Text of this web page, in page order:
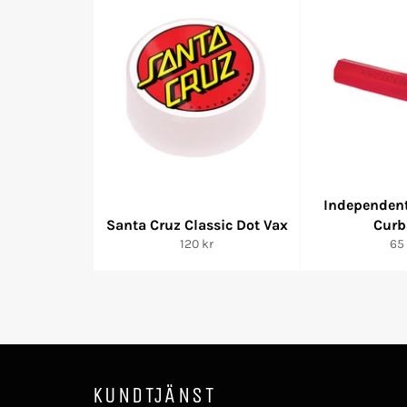
Santa Cruz Classic Dot Vax
Ordinarie
120 kr 65
KUNDTJÄNST